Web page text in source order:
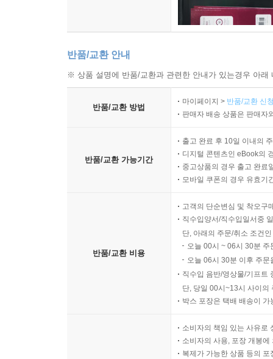
반품/교환 안내
※ 상품 설명에 반품/교환과 관련한 안내가 있는경우 아
반품/교환 방법
마이페이지 > 반품/교환 신
판매자 배송 상품은 판매자
반품/교환 가능기간
출고 완료 후 10일 이내의
디지털 콘텐츠인 eBook의
중고상품의 경우 출고 완료
모바일 쿠폰의 경우 유효기
반품/교환 비용
고객의 단순변심 및 착오구
직수입양서/직수입일서중
단, 아래의 주문/취소 조건
오늘 00시 ~ 06시 30분
오늘 06시 30분 이후 주
직수입 음반/영상물/기프트
단, 당일 00시~13시 사이의
박스 포장은 택배 배송이
소비자의 책임 있는 사유로
소비자의 사용, 포장 개봉
복제가 가능한 상품 등의